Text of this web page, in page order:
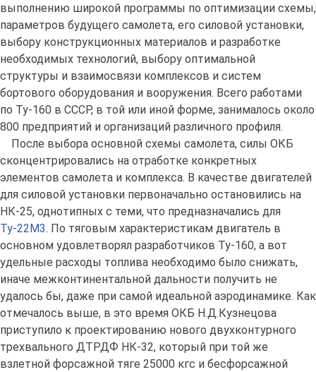
выполнению широкой программы по оптимизации схемы,
параметров будущего самолета, его силовой установки,
выбору конструкционных материалов и разработке
необходимых технологий, выбору оптимальной
структуры и взаимосвязи комплексов и систем
бортового оборудования и вооружения. Всего работами
по Ту-160 в СССР, в той или иной форме, занималось около
800 предприятий и организаций различного профиля.
После выбора основной схемы самолета, силы ОКБ
сконцентрировались на отработке конкретных
элементов самолета и комплекса. В качестве двигателей
для силовой установки первоначально остановились на
НК-25, однотипных с теми, что предназначались для
Ту-22М3. По тяговым характеристикам двигатель в
основном удовлетворял разработчиков Ту-160, а вот
удельные расходы топлива необходимо было снижать,
иначе межконтинентальной дальности получить не
удалось бы, даже при самой идеальной аэродинамике. Как
отмечалось выше, в это время ОКБ Н.Д.Кузнецова
приступило к проектированию нового двухконтурного
трехвального ДТРДФ НК-32, который при той же
взлетной форсажной тяге 25000 кгс и бесфорсажной